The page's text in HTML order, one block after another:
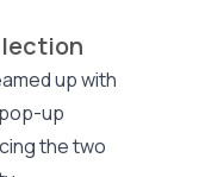
up with
up
the two